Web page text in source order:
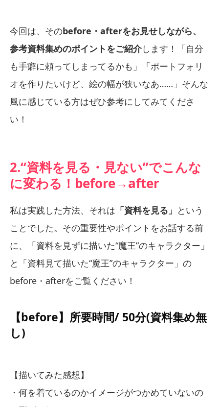
今回は、そのbefore・afterをお見せしながら、
参考資料集めのポイントをご紹介します！「自分
も手癖に頼ってしまってるかも」「ポートフォリ
オを作りたいけど、絵の幅が狭いなあ……」そんな
風に感じている方はぜひ参考にしてみてくださ
い！
2.“資料を見る・見ない”でこんな
に変わる！before→after
私は実践した方法、それは 「資料を見る」 という
ことでした。その重要性やポイントをお話する前
に、「資料を見ずに描いた“魔王”のキャラクター」
と「資料見て描いた“魔王”のキャラクター」の
before・afterをご覧ください！
【before】所要時間/ 50分(資料集め無
し)
【描いてみた感想】
・何を着ているのかイメージがつかめていないの